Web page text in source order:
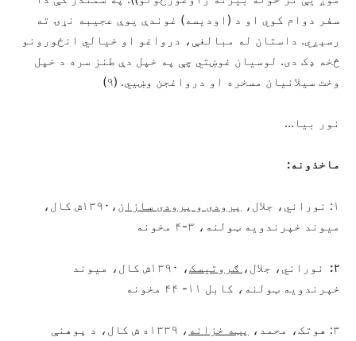
سفر دوام کوي او د (اوديسه) غوندې يوې عجيبه نړۍ ته
رسېږي. داستان له مبالغې، درواغو او خيالي انځورونو
څخه ډک دی. لوسيان غوښتي چې په خپل دې طنز سره د خپل
وخت سيلانيان مسخره او درواغجن وښيي. (۹)
نور بيا…
ماخذونه:
۱: نوراني، جلال، پرودی و پرودی سازان
،۱۳۹۰ش کال،
ميوند خپرندويه ټولنه، ۳-۴ مخونه
۲: نوراني، جلال، ګروتيسک
، ۱۳۹۰ش کال، ميوند
خپرندويه ټولنه، کابل ۱۱- ۴۴ مخونه
۳: هوتک، محمد، پټه خزانه
، ۱۳۳۹ه ش کال، د پوهنې